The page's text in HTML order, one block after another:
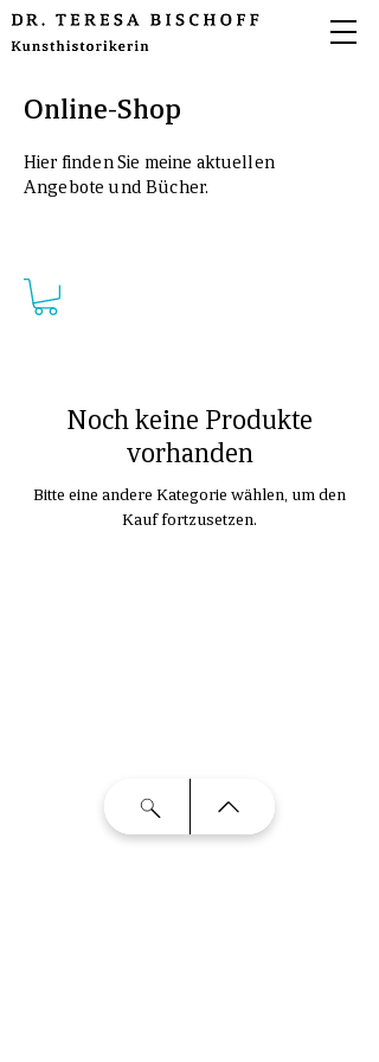
Online-Shop
Hier finden Sie meine aktuellen
Angebote und Bücher.
Noch keine Produkte
vorhanden
Bitte eine andere Kategorie wählen, um den
Kauf fortzusetzen.